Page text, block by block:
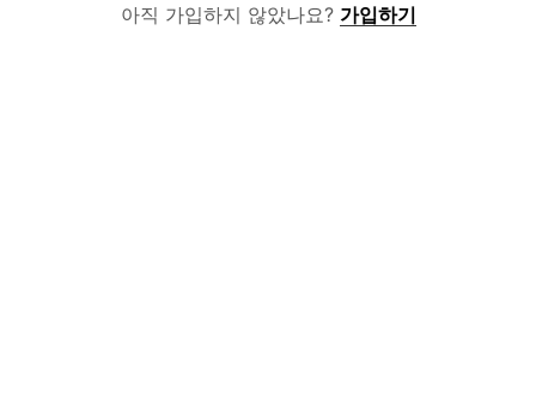
아직 가입하지 않았나요? 가입하기